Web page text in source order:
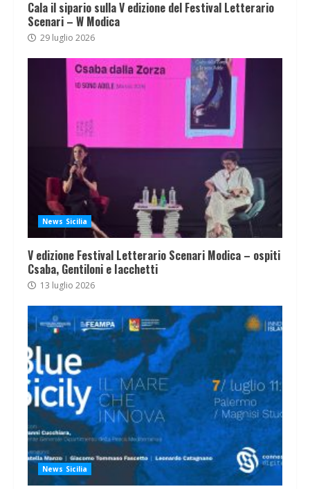
Cala il sipario sulla V edizione del Festival Letterario
Scenari – W Modica
29 luglio 2026
News Sicilia
V edizione Festival Letterario Scenari Modica – ospiti
Csaba, Gentiloni e Iacchetti
13 luglio 2026
News Sicilia